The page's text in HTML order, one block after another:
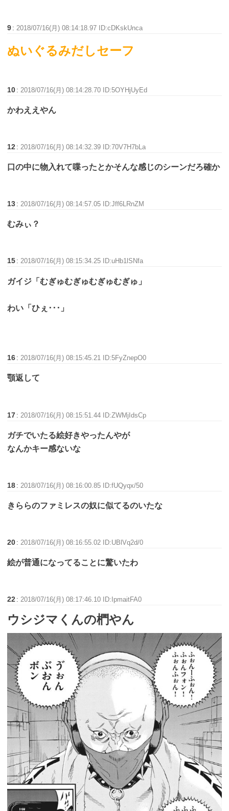
9 : 2018/07/16(月) 08:14:18.97 ID:cDKskUnca
ぬいぐるみだしセーフ
10 : 2018/07/16(月) 08:14:28.70 ID:5OYHjUyEd
かわええやん
12 : 2018/07/16(月) 08:14:32.39 ID:70V7H7bLa
口の中に物入れて喋ったとかそんな感じのシーンだろ確か
13 : 2018/07/16(月) 08:14:57.05 ID:Jff6LRnZM
むみぃ？
15 : 2018/07/16(月) 08:15:34.25 ID:uHb1lSNfa
ガイジ「むぎゅむぎゅむぎゅむぎゅ」
わい「ひぇ･･･」
16 :2018/07/16(月) 08:15:45.21 ID:5FyZnepO0
顎返して
17 : 2018/07/16(月) 08:15:51.44 ID:ZWMjIdsCp
ガチでいたる絵好きやったんやが
なんかキー感ないな
18 : 2018/07/16(月) 08:16:00.85 ID:fUQyqx/50
きららのファミレスの奴に似てるのいたな
20 : 2018/07/16(月) 08:16:55.02 ID:UBlVq2d/0
絵が普通になってることに驚いたわ
22 : 2018/07/16(月) 08:17:46.10 ID:IpmaitFA0
ウシジマくんの椚やん